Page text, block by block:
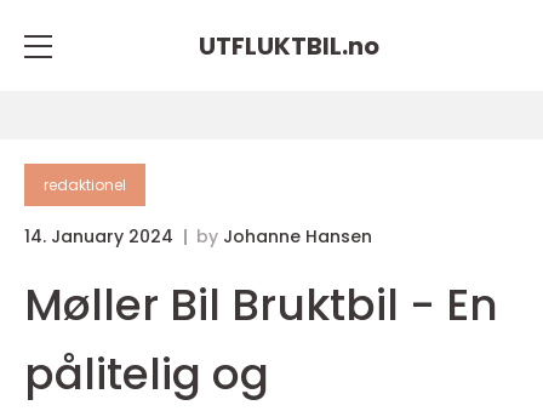
UTFLUKTBIL.no
redaktionel
14. January 2024 by Johanne Hansen
Møller Bil Bruktbil - En
pålitelig og